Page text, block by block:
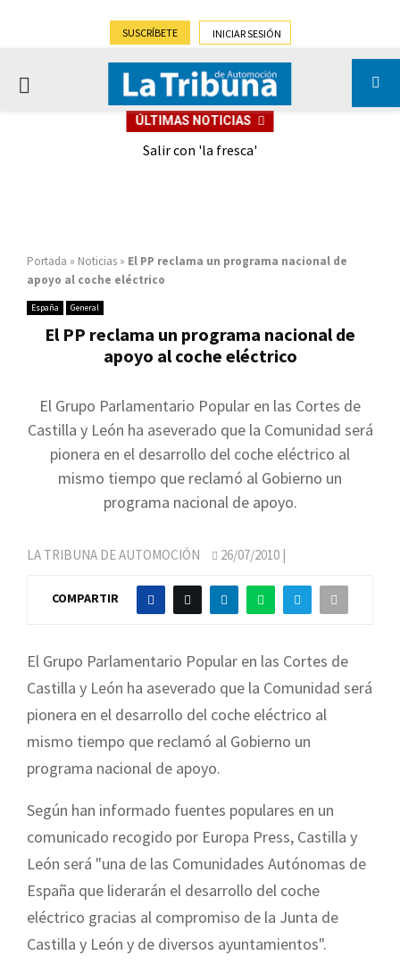
SUSCRÍBETE INICIAR SESIÓN
PRIMARY
ÚLTIMAS NOTICIAS
Salir con 'la fresca'
Portada » Noticias » El PP reclama un programa nacional de
apoyo al coche eléctrico
España General
El PP reclama un programa nacional de
apoyo al coche eléctrico
El Grupo Parlamentario Popular en las Cortes de
Castilla y León ha aseverado que la Comunidad será
pionera en el desarrollo del coche eléctrico al
mismo tiempo que reclamó al Gobierno un
programa nacional de apoyo.
LA TRIBUNA DE AUTOMOCIÓN 26/07/2010 |
COMPARTIR
El Grupo Parlamentario Popular en las Cortes de
Castilla y León ha aseverado que la Comunidad será
pionera en el desarrollo del coche eléctrico al
mismo tiempo que reclamó al Gobierno un
programa nacional de apoyo.
Según han informado fuentes populares en un
comunicado recogido por Europa Press, Castilla y
León será "una de las Comunidades Autónomas de
España que liderarán el desarrollo del coche
eléctrico gracias al compromiso de la Junta de
Castilla y León y de diversos ayuntamientos".